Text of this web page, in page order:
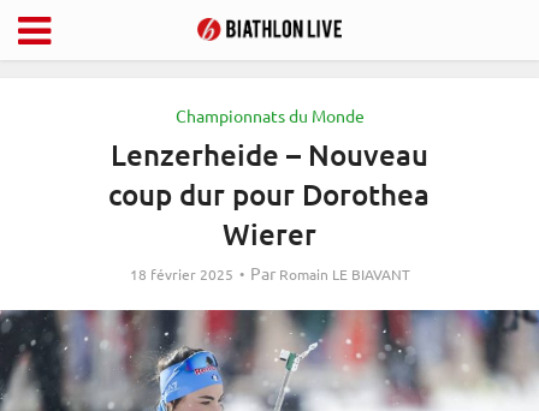
Championnats du Monde
Lenzerheide – Nouveau
coup dur pour Dorothea
Wierer
18 février 2025 Par Romain LE BIAVANT